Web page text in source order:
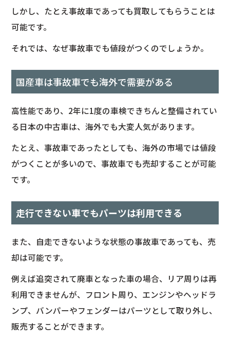
しかし、たとえ事故車であっても買取してもらうことは
可能です。
それでは、なぜ事故車でも値段がつくのでしょうか。
国産車は事故車でも海外で需要がある
高性能であり、2年に1度の車検できちんと整備されてい
る日本の中古車は、海外でも大変人気があります。
たとえ、事故車であったとしても、海外の市場では値段
がつくことが多いので、事故車でも売却することが可能
です。
走行できない車でもパーツは利用できる
また、自走できないような状態の事故車であっても、売
却は可能です。
例えば追突されて廃車となった車の場合、リア周りは再
利用できませんが、フロント周り、エンジンやヘッドラ
ンプ、バンパーやフェンダーはパーツとして取り外し、
販売することができます。